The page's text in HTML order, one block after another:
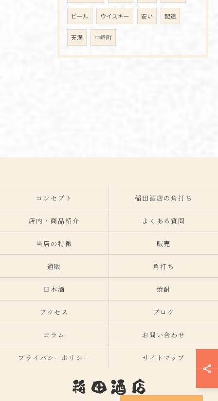
ビール ウイスキー 安い 配達
天満 中崎町
コンセプト 稲田酒店の角打ち
店内・商品紹介 よくある質問
当店の特徴 販売
通販 角打ち
日本酒 焼酎
アクセス ブログ
コラム お問い合わせ
プライバシーポリシー サイトマップ